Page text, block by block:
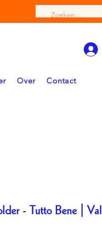
Over Contact
- Tutto Bene | Val